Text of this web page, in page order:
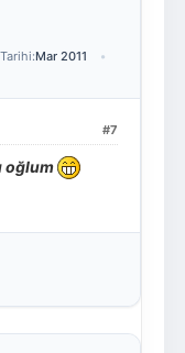
Mar 2011
#7
oğlum